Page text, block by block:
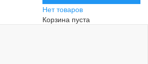
Нет товаров
Корзина пуста